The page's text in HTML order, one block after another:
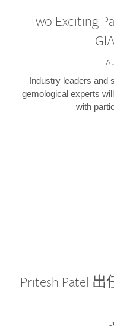
Two Exciting
Industry leaders and
gemological experts
with
Pritesh Patel